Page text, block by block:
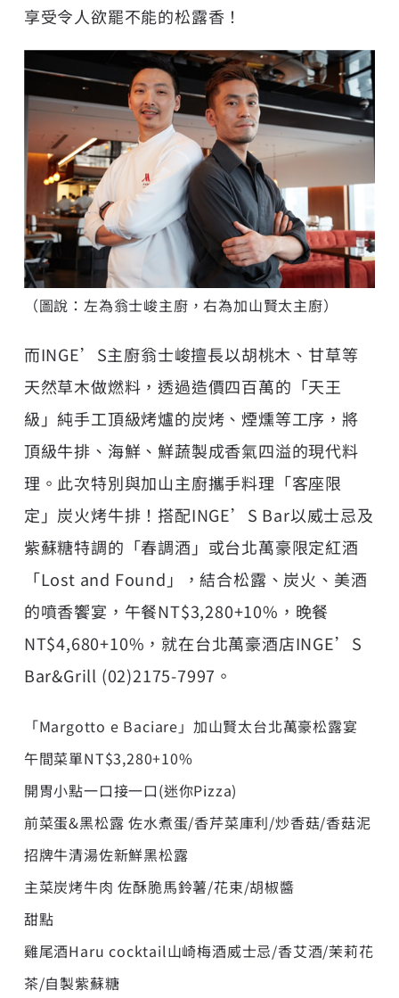
享受令人欲罷不能的松露香！
（圖說：左為翁士峻主廚，右為加山賢太主廚）
而INGE’S主廚翁士峻擅長以胡桃木、甘草等
天然草木做燃料，透過造價四百萬的「天王
級」純手工頂級烤爐的炭烤、煙燻等工序，將
頂級牛排、海鮮、鮮蔬製成香氣四溢的現代料
理。此次特別與加山主廚攜手料理「客座限
定」炭火烤牛排！搭配INGE’S Bar以威士忌及
紫蘇糖特調的「春調酒」或台北萬豪限定紅酒
「Lost and Found」，結合松露、炭火、美酒
的噴香饗宴，午餐NT$3,280+10%，晚餐
NT$4,680+10%，就在台北萬豪酒店INGE’S
Bar&Grill (02)2175-7997。
「Margotto e Baciare」加山賢太台北萬豪松露宴
午間菜單NT$3,280+10%
開胃小點一口接一口(迷你Pizza)
前菜蛋&黑松露 佐水煮蛋/香芹菜庫利/炒香菇/香菇泥
招牌牛清湯佐新鮮黑松露
主菜炭烤牛肉 佐酥脆馬鈴薯/花束/胡椒醬
甜點
雞尾酒Haru cocktail山崎梅酒威士忌/香艾酒/茉莉花
茶/自製紫蘇糖